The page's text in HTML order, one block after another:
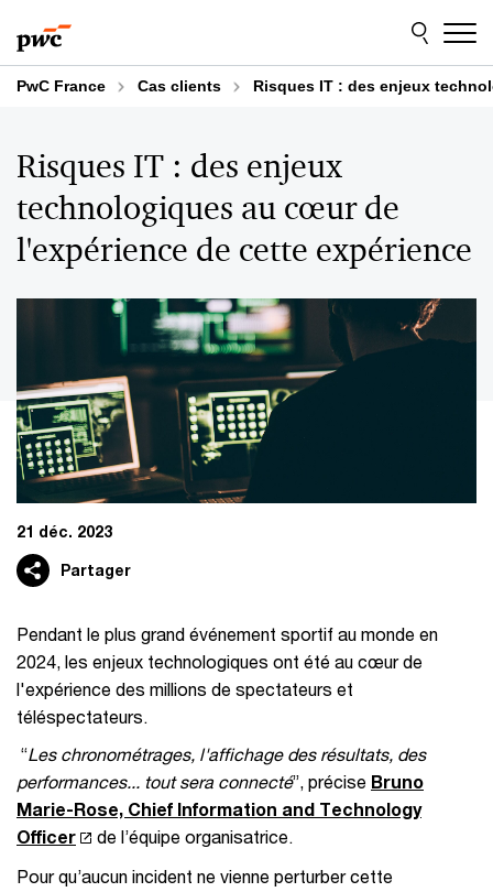
au
contenu
au
pied
dePwC France Cas clients Risques IT : des enjeux
Risques IT : des enjeux
technologiques au cœur de
l'expérience de cette expérience
21 déc. 2023
Partager
Pendant le plus grand événement sportif au monde en
2024, les enjeux technologiques ont été au cœur de
l'expérience des millions de spectateurs et
téléspectateurs.
“Les chronométrages, l'affichage des résultats, des
performances... tout sera connecté”, précise Bruno
Marie-Rose, Chief Information and Technology
Officer
de l’équipe organisatrice.
Pour qu’aucun incident ne vienne perturber cette